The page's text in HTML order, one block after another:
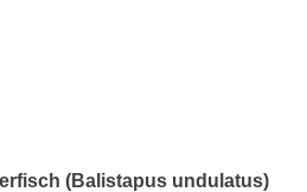
(Balistapus undulatus)